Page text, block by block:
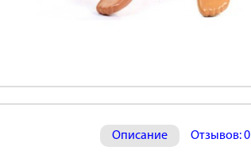
Описание Отзывов: 0